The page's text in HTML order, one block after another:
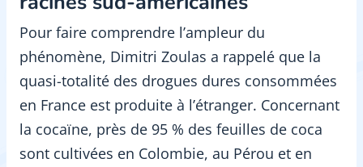
Pour faire comprendre l’ampleur du
phénomène, Dimitri Zoulas a rappelé que la
quasi-totalité des drogues dures consommées
en France est produite à l’étranger. Concernant
la cocaïne, près de 95 % des feuilles de coca
sont cultivées en Colombie, au Pérou et en